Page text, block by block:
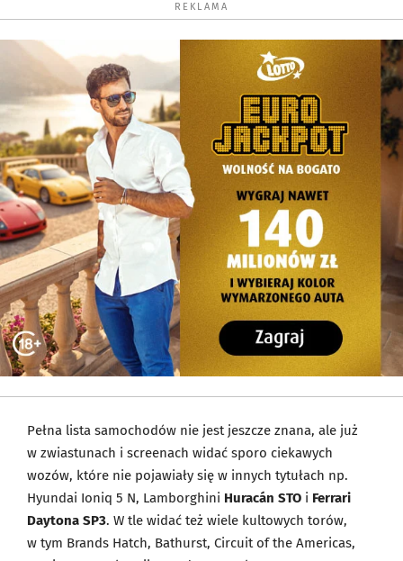
REKLAMA
Pełna lista samochodów nie jest jeszcze znana, ale już
w zwiastunach i screenach widać sporo ciekawych
wozów, które nie pojawiały się w innych tytułach np.
Hyundai Ioniq 5 N, Lamborghini Huracán STO i Ferrari
Daytona SP3. W tle widać też wiele kultowych torów,
w tym Brands Hatch, Bathurst, Circuit of the Americas,